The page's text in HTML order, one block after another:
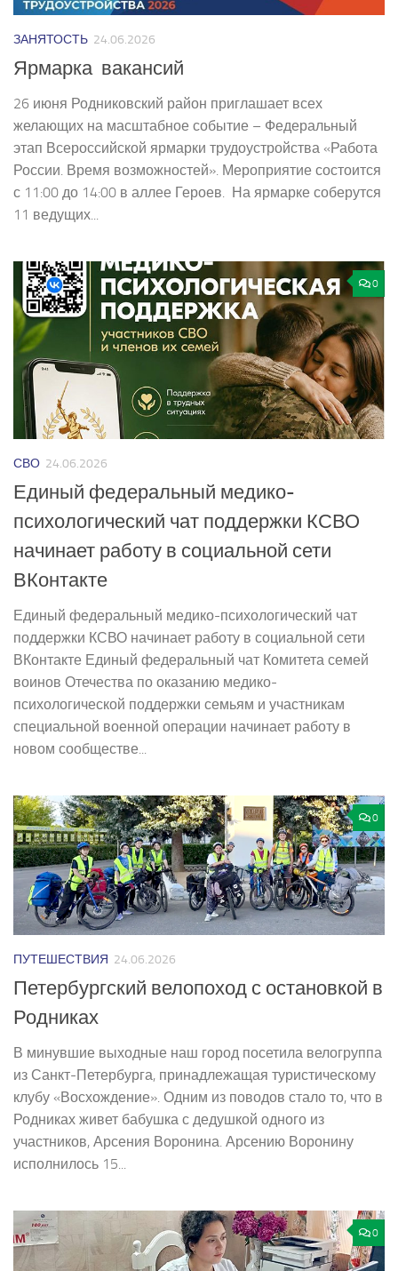
ЗАНЯТОСТЬ 24.06.2026
Ярмарка вакансий
26 июня Родниковский район приглашает всех
желающих на масштабное событие – Федеральный
этап Всероссийской ярмарки трудоустройства «Работа
России. Время возможностей». Мероприятие состоится
с 11:00 до 14:00 в аллее Героев. На ярмарке соберутся
11 ведущих...
0
СВО 24.06.2026
Единый федеральный медико-
психологический чат поддержки КСВО
начинает работу в социальной сети
ВКонтакте
Единый федеральный медико-психологический чат
поддержки КСВО начинает работу в социальной сети
ВКонтакте Единый федеральный чат Комитета семей
воинов Отечества по оказанию медико-
психологической поддержки семьям и участникам
специальной военной операции начинает работу в
новом сообществе...
0
ПУТЕШЕСТВИЯ 24.06.2026
Петербургский велопоход с остановкой в
Родниках
В минувшие выходные наш город посетила велогруппа
из Санкт-­Петербурга, принадлежащая туристическому
клубу «Восхождение». Одним из поводов стало то, что в
Родниках живет бабушка с дедушкой одного из
участников, Арсения Воронина. Арсению Воронину
исполнилось 15...
0